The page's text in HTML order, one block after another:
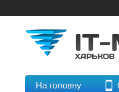
На головну